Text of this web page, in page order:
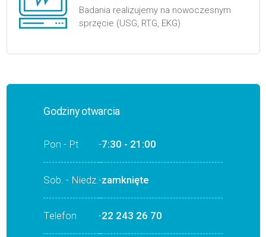
Badania realizujemy na nowoczesnym
sprzęcie (USG, RTG, EKG)
Godziny otwarcia
Pon - Pt -7:30 - 21:00
Sob. - Niedz.-zamknięte
Telefon -22 243 26 70